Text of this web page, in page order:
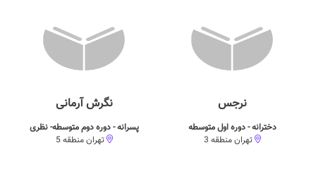
نرجس
دخترانه - دوره اول متوسطه
تهران منطقه 3
نگرش آرمانی
پسرانه - دوره دوم متوسطه- نظری
تهران منطقه 5